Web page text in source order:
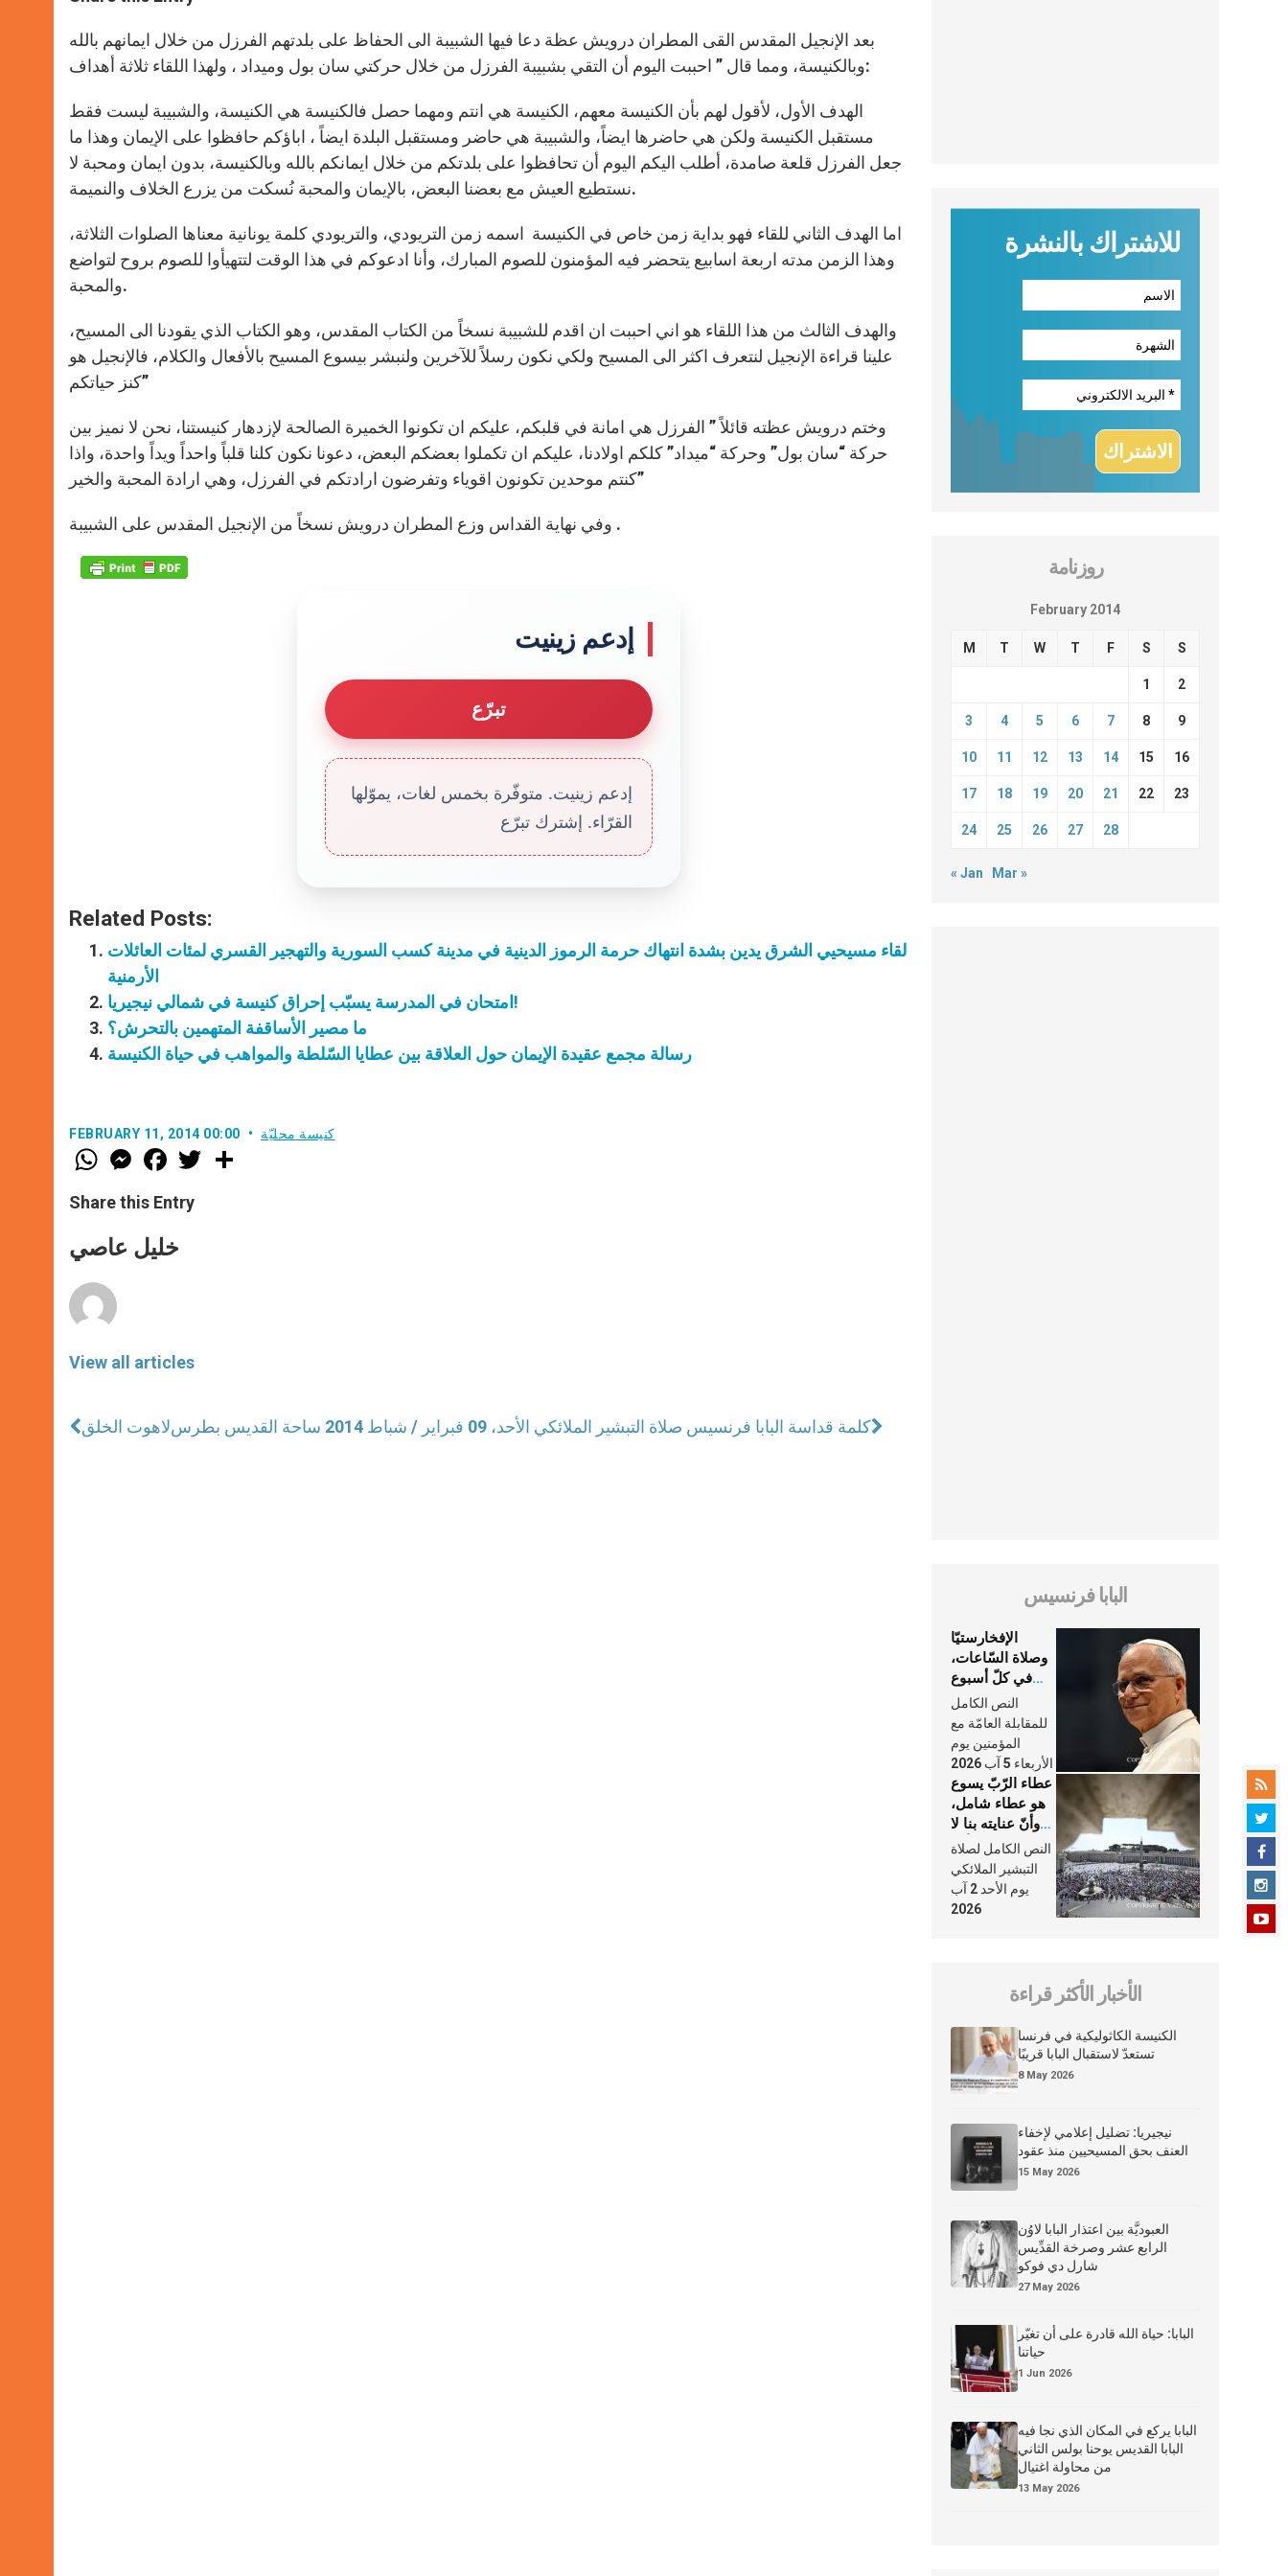
s
p
p
e
g
e
r
b
o
k
r
بعد الإنجيل المقدس القى المطران درويش عظة دعا فيها الشبيبة الى الحفاظ على بلدتهم الفرزل من خلال ايمانهم بالله
وبالكنيسة، ومما قال ” احببت اليوم أن التقي بشبيبة الفرزل من خلال حركتي سان بول وميداد ، ولهذا اللقاء ثلاثة أهداف:
الهدف الأول، لأقول لهم بأن الكنيسة معهم، الكنيسة هي انتم ومهما حصل فالكنيسة هي الكنيسة، والشبيبة ليست فقط
مستقبل الكنيسة ولكن هي حاضرها ايضاً، والشبيبة هي حاضر ومستقبل البلدة ايضاً ، اباؤكم حافظوا على الإيمان وهذا ما
جعل الفرزل قلعة صامدة، أطلب اليكم اليوم أن تحافظوا على بلدتكم من خلال ايمانكم بالله وبالكنيسة، بدون ايمان ومحبة لا
نستطيع العيش مع بعضنا البعض، بالإيمان والمحبة نُسكت من يزرع الخلاف والنميمة.
اما الهدف الثاني للقاء فهو بداية زمن خاص في الكنيسة اسمه زمن التريودي، والتريودي كلمة يونانية معناها الصلوات الثلاثة،
وهذا الزمن مدته اربعة اسابيع يتحضر فيه المؤمنون للصوم المبارك، وأنا ادعوكم في هذا الوقت لتتهيأوا للصوم بروح لتواضع
والمحبة.
والهدف الثالث من هذا اللقاء هو اني احببت ان اقدم للشبيبة نسخاً من الكتاب المقدس، وهو الكتاب الذي يقودنا الى المسيح،
علينا قراءة الإنجيل لنتعرف اكثر الى المسيح ولكي نكون رسلاً للآخرين ولنبشر بيسوع المسيح بالأفعال والكلام، فالإنجيل هو
كنز حياتكم”
وختم درويش عظته قائلاً ” الفرزل هي امانة في قلبكم، عليكم ان تكونوا الخميرة الصالحة لإزدهار كنيستنا، نحن لا نميز بين
حركة “سان بول” وحركة “ميداد” كلكم اولادنا، عليكم ان تكملوا بعضكم البعض، دعونا نكون كلنا قلباً واحداً ويداً واحدة، واذا
كنتم موحدين تكونون اقوياء وتفرضون ارادتكم في الفرزل، وهي ارادة المحبة والخير”
وفي نهاية القداس وزع المطران درويش نسخاً من الإنجيل المقدس على الشبيبة .
إدعم زينيت
تبرّع
إدعم زينيت. متوفّرة بخمس لغات، يموّلها
القرّاء. إشترك تبرّع
Related Posts:
لقاء مسيحيي الشرق يدين بشدة انتهاك حرمة الرموز الدينية في مدينة كسب السورية والتهجير القسري لمئات العائلات
الأرمنية
امتحان في المدرسة يسبّب إحراق كنيسة في شمالي نيجيريا!
ما مصير الأساقفة المتهمين بالتحرش؟
رسالة مجمع عقيدة الإيمان حول العلاقة بين عطايا السّلطة والمواهب في حياة الكنيسة
FEBRUARY 11, 2014 00:00 كنيسة محليّة
W
h
t
s
p
p
M
e
s
e
g
e
F
a
e
b
o
k
w
Share this Entry
خليل عاصي
View all articles
لاهوت الخلق كلمة قداسة البابا فرنسيس صلاة التبشير الملائكي الأحد، 09 فبراير / شباط 2014 ساحة القديس بطرس
للاشتراك بالنشرة
روزنامة
February 2014
M T W T F S S
1 2
3 4 5 6 7 8 9
10 11 12 13 14 15 16
17 18 19 20 21 22 23
24 25 26 27 28
« Jan Mar »
البابا فرنسيس
الإفخارستيّا
وصلاة السّاعات،
في كلّ أسبوع
وكلّ يوم، هما
النَّفَس في حياة
الكنيسة
النص الكامل
للمقابلة العامّة مع
المؤمنين يوم
الأربعاء 5 آب 2026
عطاء الرّبّ يسوع
هو عطاء شامل،
وأنّ عنايته بنا لا
تغيب عنّا أبدًا
النص الكامل لصلاة
التبشير الملائكي
يوم الأحد 2 آب
2026
الأخبار الأكثر قراءة
الكنيسة الكاثوليكية في فرنسا
تستعدّ لاستقبال البابا قريبًا
8 May 2026
نيجيريا: تضليل إعلامي لإخفاء
العنف بحق المسيحيين منذ عقود
15 May 2026
العبوديَّة بين اعتذار البابا لاوُن
الرابع عشر وصرخة القدِّيس
شارل دي فوكو
27 May 2026
البابا: حياة الله قادرة على أن تغيّر
حياتنا
1 Jun 2026
البابا يركع في المكان الذي نجا فيه
البابا القديس يوحنا بولس الثاني
من محاولة اغتيال
13 May 2026